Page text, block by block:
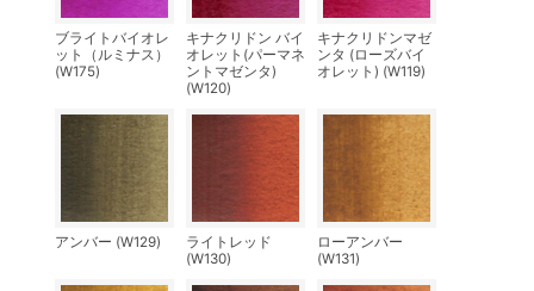
ブライトバイオレ
ット（ルミナス）
(W175)
キナクリドン バイ
オレット(パーマネ
ントマゼンタ)
(W120)
キナクリドンマゼ
ンタ (ローズバイ
オレット) (W119)
アンバー (W129)
ライトレッド
(W130)
ローアンバー
(W131)